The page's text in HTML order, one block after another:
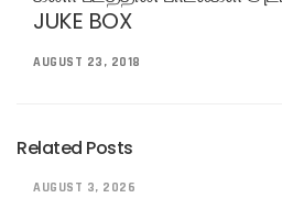
JUKE BOX
AUGUST 23, 2018
Related Posts
AUGUST 3, 2026